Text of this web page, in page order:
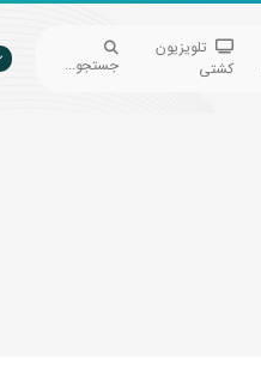
تلویزیون
کشتی
جستجو...